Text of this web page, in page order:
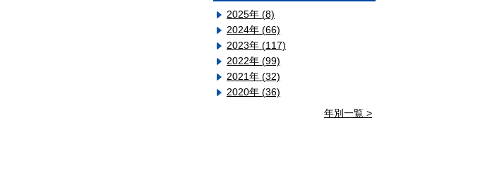
2025年 (8)
2024年 (66)
2023年 (117)
2022年 (99)
2021年 (32)
2020年 (36)
年別一覧 >